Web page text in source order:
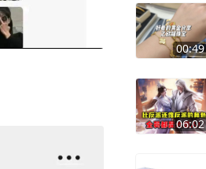
00:49
06:02